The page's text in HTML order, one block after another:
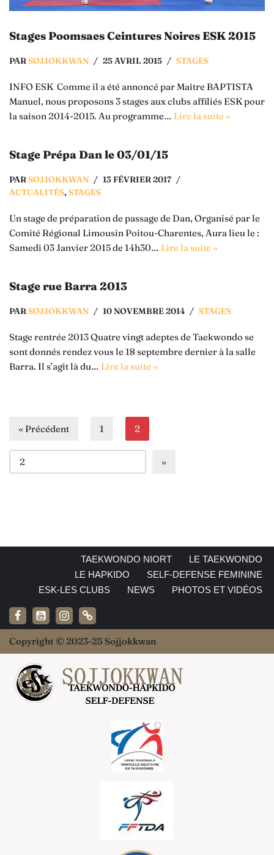
Stages Poomsaes Ceintures Noires ESK 2015
PARSOJJOKKWAN 25 AVRIL 2015 STAGES
INFO ESK Comme il a été annoncé par Maître BAPTISTA
Manuel, nous proposons 3 stages aux clubs affiliés ESK pour
la saison 2014-2015. Au programme… Lire la suite »
Stage Prépa Dan le 03/01/15
PARSOJJOKKWAN
13 FÉVRIER 2017
ACTUALITÉS, STAGES
Un stage de préparation de passage de Dan, Organisé par le
Comité Régional Limousin Poitou-Charentes, Aura lieu le :
Samedi 03 Janvier 2015 de 14h30… Lire la suite »
Stage rue Barra 2013
PARSOJJOKKWAN 10 NOVEMBRE 2014 STAGES
Stage rentrée 2013 Quatre vingt adeptes de Taekwondo se
sont donnés rendez vous le 18 septembre dernier à la salle
Barra. Il s’agit là du… Lire la suite »
« Précédent 1 2
TAEKWONDO NIORT
LE TAEKWONDO
LE HAPKIDO
SELF-DEFENSE FEMININE
ESK-LES CLUBS
NEWS PHOTOS ET VIDÉOS
Copyright © 2023-25 Sojjokkwan